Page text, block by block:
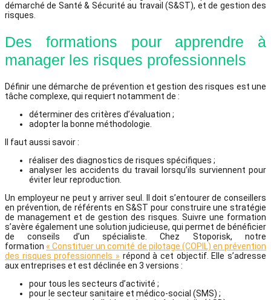
démarché de Santé & Sécurité au travail (S&ST), et de gestion des
risques.
Des formations pour apprendre à
manager les risques professionnels
Définir une démarche de prévention et gestion des risques est une
tâche complexe, qui requiert notamment de :
déterminer des critères d’évaluation ;
adopter la bonne méthodologie.
Il faut aussi savoir :
réaliser des diagnostics de risques spécifiques ;
analyser les accidents du travail lorsqu’ils surviennent pour
éviter leur reproduction.
Un employeur ne peut y arriver seul. Il doit s’entourer de conseillers
en prévention, de référents en S&ST pour construire une stratégie
de management et de gestion des risques. Suivre une formation
s’avère également une solution judicieuse, qui permet de bénéficier
de conseils d’un spécialiste. Chez Stoporisk, notre
formation « Constituer un comité de pilotage (COPIL) en prévention
des risques professionnels » répond à cet objectif. Elle s’adresse
aux entreprises et est déclinée en 3 versions :
pour tous les secteurs d’activité ;
pour le secteur sanitaire et médico-social (SMS) ;